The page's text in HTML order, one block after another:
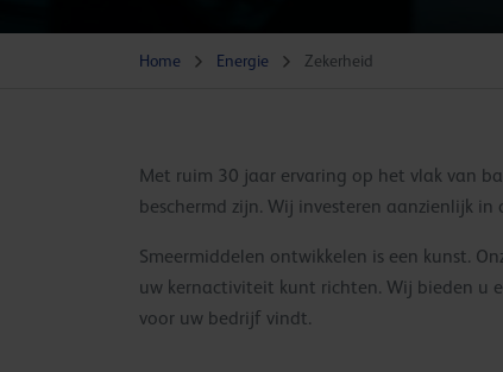
Home Energie Zekerheid
Met ruim 30 jaar ervaring op het vlak van
beschermd zijn. Wij investeren aanzienlijk
Smeermiddelen ontwikkelen is een kunst.
uw kernactiviteit kunt richten. Wij bieden u
voor uw bedrijf vindt.